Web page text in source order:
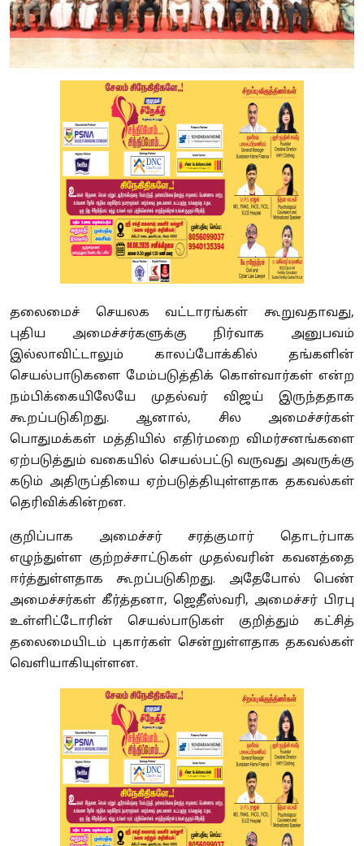
தலைமைச் செயலக வட்டாரங்கள் கூறுவதாவது,
புதிய அமைச்சர்களுக்கு நிர்வாக அனுபவம்
இல்லாவிட்டாலும் காலப்போக்கில் தங்களின்
செயல்பாடுகளை மேம்படுத்திக் கொள்வார்கள் என்ற
நம்பிக்கையிலேயே முதல்வர் விஜய் இருந்ததாக
கூறப்படுகிறது. ஆனால், சில அமைச்சர்கள்
பொதுமக்கள் மத்தியில் எதிர்மறை விமர்சனங்களை
ஏற்படுத்தும் வகையில் செயல்பட்டு வருவது அவருக்கு
கடும் அதிருப்தியை ஏற்படுத்தியுள்ளதாக தகவல்கள்
தெரிவிக்கின்றன.
குறிப்பாக அமைச்சர் சரத்குமார் தொடர்பாக
எழுந்துள்ள குற்றச்சாட்டுகள் முதல்வரின் கவனத்தை
ஈர்த்துள்ளதாக கூறப்படுகிறது. அதேபோல் பெண்
அமைச்சர்கள் கீர்த்தனா, ஜெதீஸ்வரி, அமைச்சர் பிரபு
உள்ளிட்டோரின் செயல்பாடுகள் குறித்தும் கட்சித்
தலைமையிடம் புகார்கள் சென்றுள்ளதாக தகவல்கள்
வெளியாகியுள்ளன.